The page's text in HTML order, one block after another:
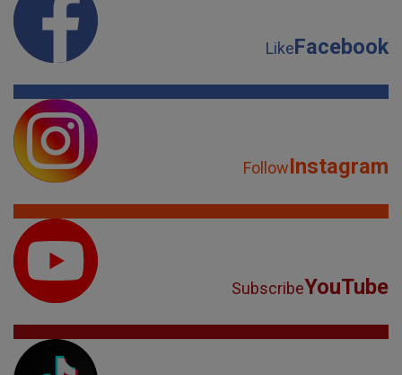
LikeFacebook
FollowInstagram
SubscribeYouTube